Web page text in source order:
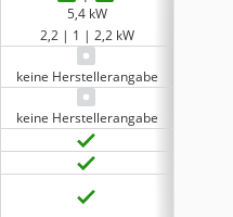
5,4 kW
2,2 | 1 | 2,2 kW
keine Herstellerangabe
keine Herstellerangabe